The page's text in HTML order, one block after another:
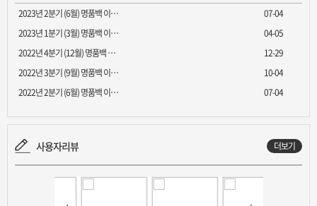
2023년 2분기 (6월) 명품백 이…
07-04
2023년 1분기 (3월) 명품백 이…
04-05
2022년 4분기 (12월) 명품백 …
12-29
2022년 3분기 (9월) 명품백 이…
10-04
2022년 2분기 (6월) 명품백 이…
07-04
사용자리뷰 더보기